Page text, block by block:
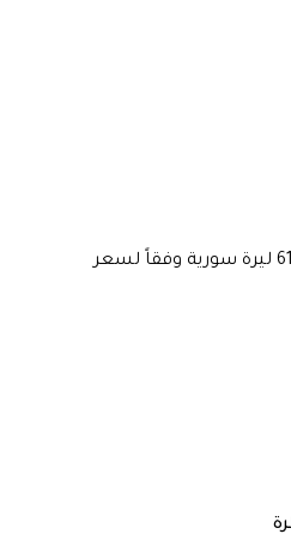
واما بالنسبة للأونصة الذهبية العالمية فقد سجلت سعراً عالمياً قدره 4328 دولار وهو ما يعادل محلياً 613.400 ليرة سورية وفقاً لسعر